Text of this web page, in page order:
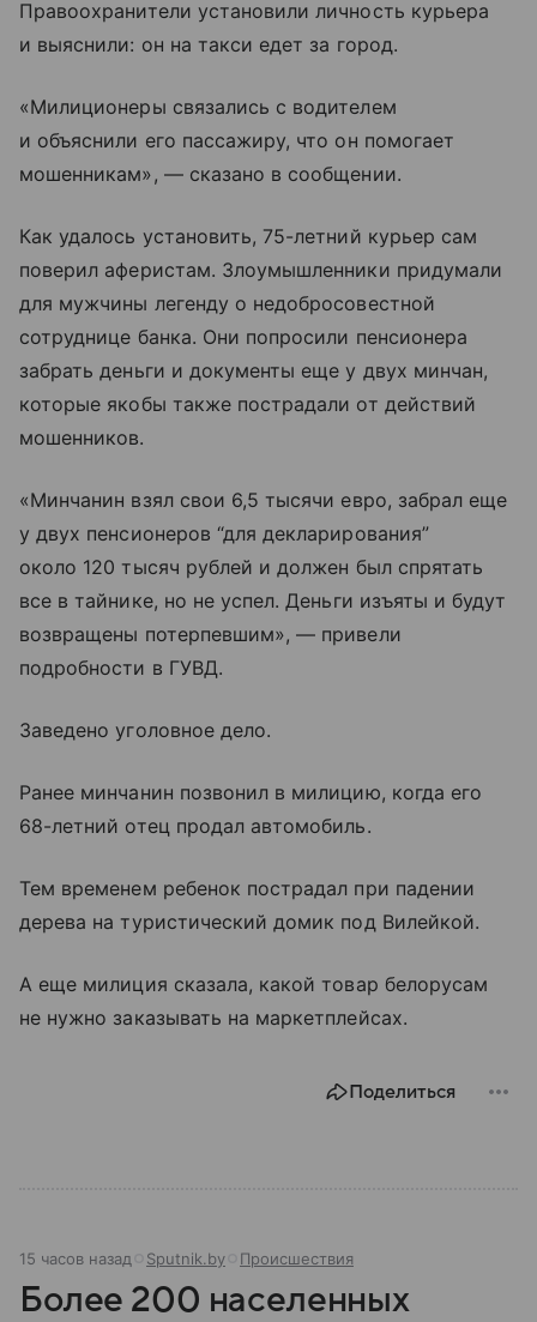
Правоохранители установили личность курьера
и выяснили: он на такси едет за город.
«Милиционеры связались с водителем
и объяснили его пассажиру, что он помогает
мошенникам», — сказано в сообщении.
Как удалось установить, 75-летний курьер сам
поверил аферистам. Злоумышленники придумали
для мужчины легенду о недобросовестной
сотруднице банка. Они попросили пенсионера
забрать деньги и документы еще у двух минчан,
которые якобы также пострадали от действий
мошенников.
«Минчанин взял свои 6,5 тысячи евро, забрал еще
у двух пенсионеров “для декларирования”
около 120 тысяч рублей и должен был спрятать
все в тайнике, но не успел. Деньги изъяты и будут
возвращены потерпевшим», — привели
подробности в ГУВД.
Заведено уголовное дело.
Ранее минчанин позвонил в милицию, когда его
68-летний отец продал автомобиль.
Тем временем ребенок пострадал при падении
дерева на туристический домик под Вилейкой.
А еще милиция сказала, какой товар белорусам
не нужно заказывать на маркетплейсах.
Поделиться
15 часов назад Sputnik.by Происшествия
Более 200 населенных